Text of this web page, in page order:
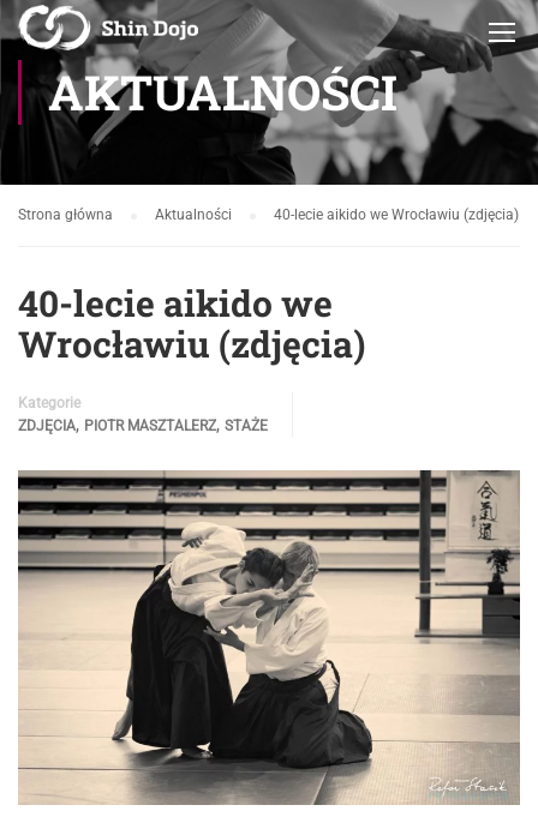
AKTUALNOŚCI
Strona główna Aktualności 40-lecie aikido we Wrocławiu (zdjęcia)
40-lecie aikido we
Wrocławiu (zdjęcia)
Kategorie
ZDJĘCIA, PIOTR MASZTALERZ, STAŻE